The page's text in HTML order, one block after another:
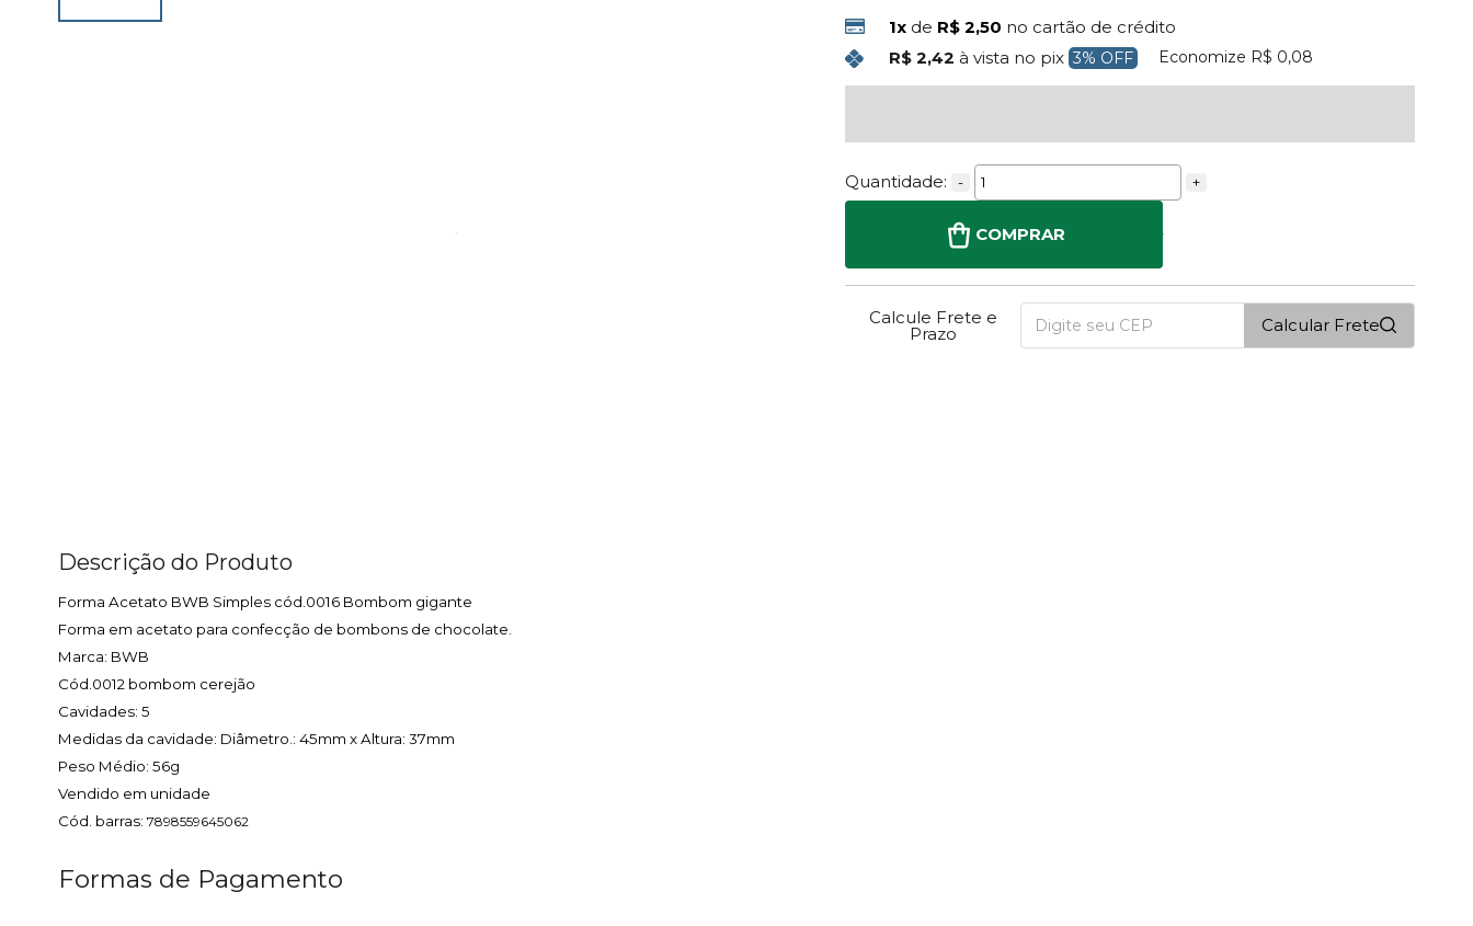
1x de R$ 2,50 no cartão de crédito
R$ 2,42 à vista no pix 3% OFF Economize R$ 0,08
Quantidade: - +
COMPRAR
Calcule Frete e
Prazo Calcular Frete
Descrição do Produto
Forma Acetato BWB Simples cód.0016 Bombom gigante
Forma em acetato para confecção de bombons de chocolate.
Marca: BWB
Cód.0012 bombom cerejão
Cavidades: 5
Medidas da cavidade: Diâmetro.: 45mm x Altura: 37mm
Peso Médio: 56g
Vendido em unidade
Cód. barras: 7898559645062
Formas de Pagamento